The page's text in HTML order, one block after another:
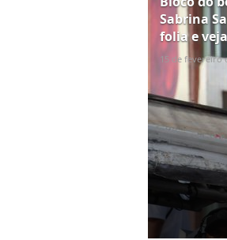
Sabrina
folia e
15 de fevereiro